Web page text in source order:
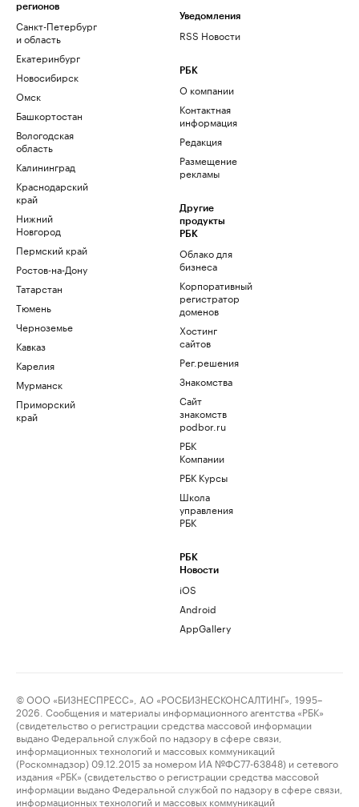
регионов
Санкт-Петербург
и область
Екатеринбург
Новосибирск
Омск
Башкортостан
Вологодская
область
Калининград
Краснодарский
край
Нижний
Новгород
Пермский край
Ростов-на-Дону
Татарстан
Тюмень
Черноземье
Кавказ
Карелия
Мурманск
Приморский
край
Уведомления
RSS Новости
РБК
О компании
Контактная
информация
Редакция
Размещение
рекламы
Другие
продукты
РБК
Облако для
бизнеса
Корпоративный
регистратор
доменов
Хостинг
сайтов
Рег.решения
Знакомства
Сайт
знакомств
podbor.ru
РБК
Компании
РБК Курсы
Школа
управления
РБК
РБК
Новости
iOS
Android
AppGallery
© ООО «БИЗНЕСПРЕСС», АО «РОСБИЗНЕСКОНСАЛТИНГ», 1995–
2026. Сообщения и материалы информационного агентства «РБК»
(свидетельство о регистрации средства массовой информации
выдано Федеральной службой по надзору в сфере связи,
информационных технологий и массовых коммуникаций
(Роскомнадзор) 09.12.2015 за номером ИА №ФС77-63848) и сетевого
издания «РБК» (свидетельство о регистрации средства массовой
информации выдано Федеральной службой по надзору в сфере связи,
информационных технологий и массовых коммуникаций